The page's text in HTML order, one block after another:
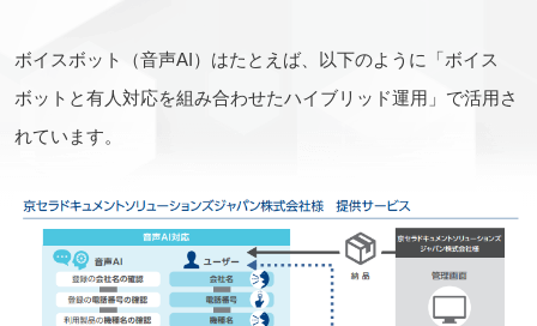
ボイスボット（音声AI）はたとえば、以下のように「ボイス
ボットと有人対応を組み合わせたハイブリッド運用」で活用さ
れています。